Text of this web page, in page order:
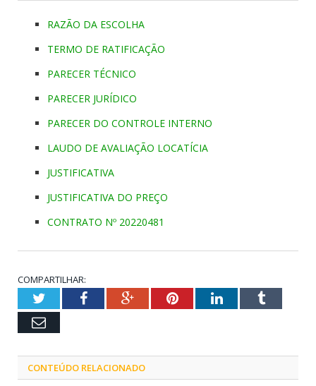
RAZÃO DA ESCOLHA
TERMO DE RATIFICAÇÃO
PARECER TÉCNICO
PARECER JURÍDICO
PARECER DO CONTROLE INTERNO
LAUDO DE AVALIAÇÃO LOCATÍCIA
JUSTIFICATIVA
JUSTIFICATIVA DO PREÇO
CONTRATO Nº 20220481
COMPARTILHAR:
TwitterFacebookGoogle+PinterestLinkedInTumblr
Email
CONTEÚDO RELACIONADO